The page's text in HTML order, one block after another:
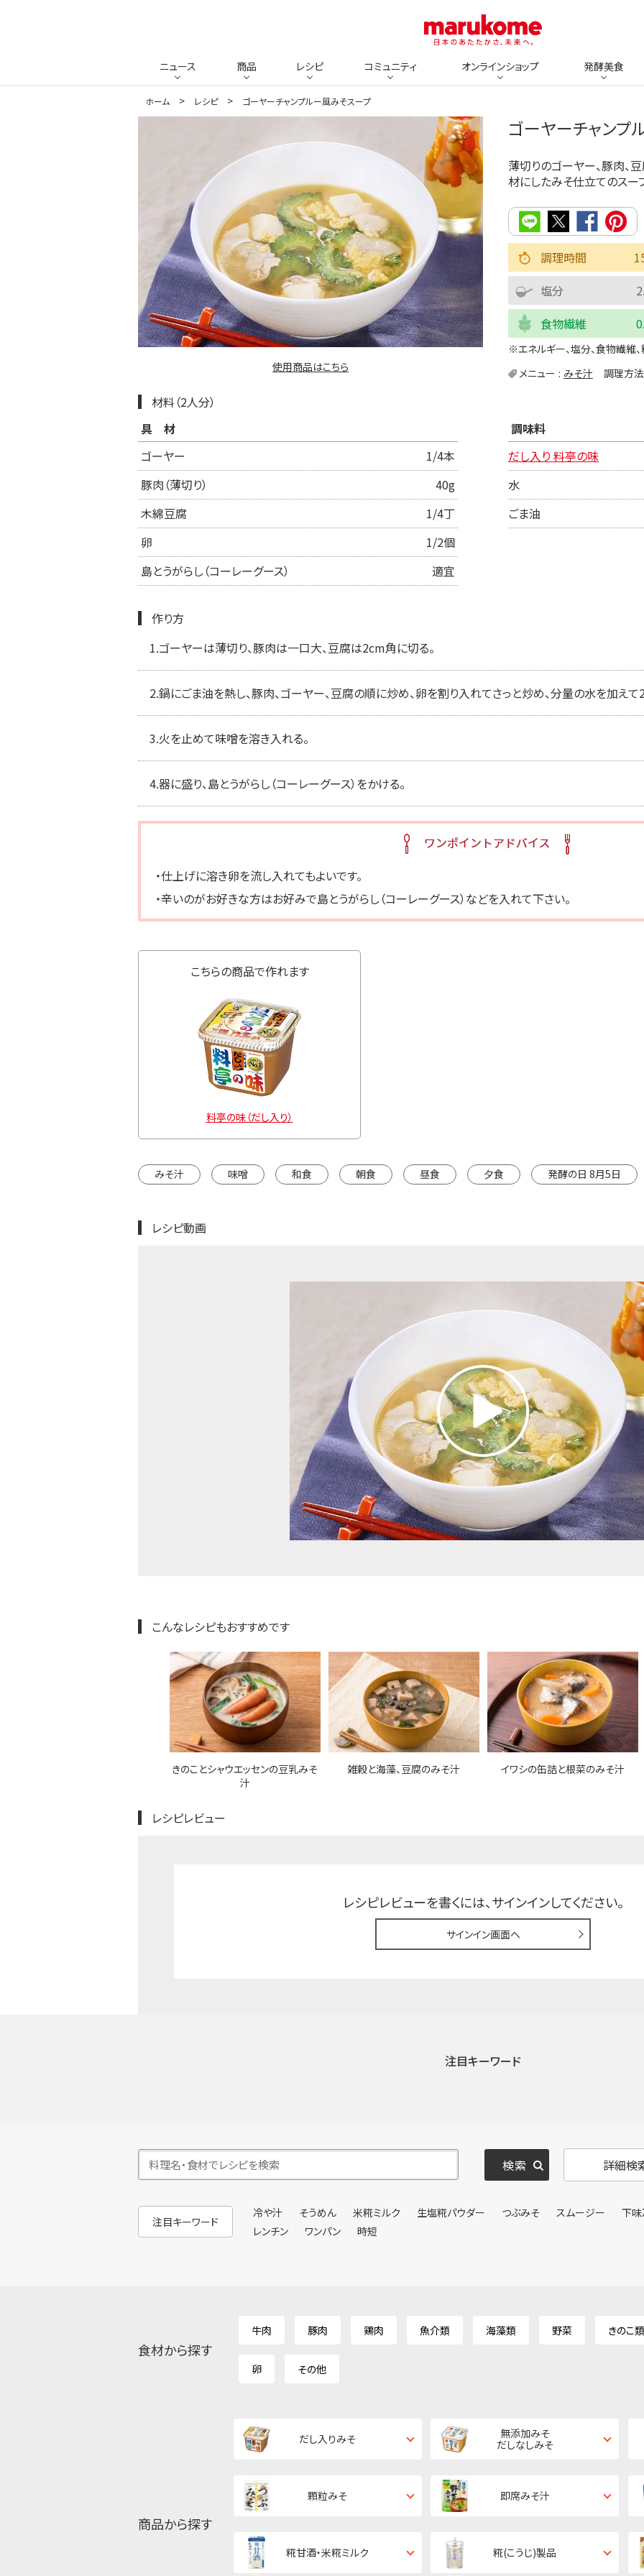
ニュース 商品 レシピ コミュニティ オンラインショップ 発酵美食
ホーム レシピ ゴーヤーチャンプルー風みそスープ
使用商品はこちら
ゴーヤーチャンプ
薄切りのゴーヤー、豚肉、
材にしたみそ仕立てのスー
調理時間
塩分
食物繊維
※エネルギー、塩分、食物繊維
メニュー
みそ汁 調理方法
材料（2人分）
具材
ゴーヤー
1/4本
豚肉（薄切り）
40g
木綿豆腐
1/4丁
卵
1/2個
島とうがらし（コーレーグース）
適宜
調味料
だし入り 料亭の味
水
ごま油
作り方
1.ゴーヤーは薄切り、豚肉は一口大、豆腐は2cm角に切る。
2.鍋にごま油を熱し、豚肉、ゴーヤー、豆腐の順に炒め、卵を割り入れてさっと炒め、分量の水を加えて
3.火を止めて味噌を溶き入れる。
4.器に盛り、島とうがらし（コーレーグース）をかける。
・仕上げに溶き卵を流し入れてもよいです。
・辛いのがお好きな方はお好みで島とうがらし（コーレーグース）などを入れて下さい。
こちらの商品で作れます
料亭の味（だし入り）
みそ汁 味噌 和食 朝食 昼食 夕食 発酵の日 8月5日
レシピ動画
こんなレシピもおすすめです
きのことシャウエッセンの豆乳みそ
汁
雑穀と海藻、豆腐のみそ汁 イワシの缶詰と根菜のみそ汁
レシピレビュー
レシピレビューを書くには、サインインしてください。
サインイン画面へ
注目キーワード
詳細検
注目キーワード
冷や汁 そうめん 米糀ミルク 生塩糀パウダー つぶみそ スムージー
下
レンチン
ワンパン 時短
食材から探す
牛肉 豚肉 鶏肉 魚介類 海藻類 野菜 きのこ類
卵 その他
商品から探す
だし入りみそ
無添加みそ
だしなしみそ
顆粒みそ 即席みそ汁
糀甘酒・米糀ミルク 糀(こうじ)製品